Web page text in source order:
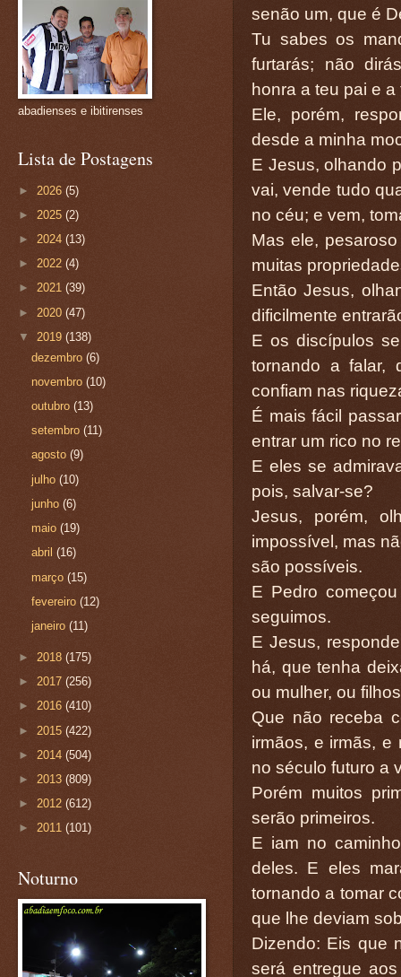
senão um, que é
Tu sabes os
furtarás; não
honra a teu pai e a
Ele, porém,
desde a minha
E Jesus, olhando
vai, vende tudo
no céu; e vem,
Mas ele,
muitas
Então Jesus,
dificilmente
E os discípulos
tornando a falar,
confiam nas
É mais fácil
entrar um rico no
E eles se
pois, salvar-se?
Jesus, porém,
impossível, mas
são possíveis.
E Pedro
seguimos.
E Jesus,
há, que tenha
ou mulher, ou
Que não receba
irmãos, e irmãs, e
no século futuro a
Porém muitos
serão primeiros.
E iam no
deles. E eles
tornando a tomar
que lhe deviam
Dizendo: Eis que
será entregue
abadienses e ibitirenses
Lista de Postagens
► 2026 (5)
► 2025 (2)
► 2024 (13)
► 2022 (4)
► 2021 (39)
► 2020 (47)
▼ 2019 (138)
dezembro(6)
novembro(10)
outubro(13)
setembro(11)
agosto(9)
julho(10)
junho(6)
maio(19)
abril(16)
março(15)
fevereiro(12)
janeiro(11)
► 2018 (175)
► 2017 (256)
► 2016 (410)
► 2015 (422)
► 2014 (504)
► 2013 (809)
► 2012 (612)
► 2011 (101)
Noturno